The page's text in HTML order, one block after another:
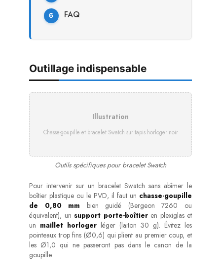
FAQ
Outillage indispensable
Illustration
Chasse-goupille et bracelet Swatch sur tapis horloger noir
Outils spécifiques pour bracelet Swatch
Pour intervenir sur un bracelet Swatch sans abîmer le
boîtier plastique ou le PVD, il faut un chasse-goupille
de 0,80 mm bien guidé (Bergeon 7260 ou
équivalent), un support porte-boîtieren plexiglas et
un maillet horloger léger (laiton 30 g). Évitez les
pointeaux trop fins (Ø0,6) qui plient au premier coup, et
les Ø1,0 qui ne passeront pas dans le canon de la
goupille.